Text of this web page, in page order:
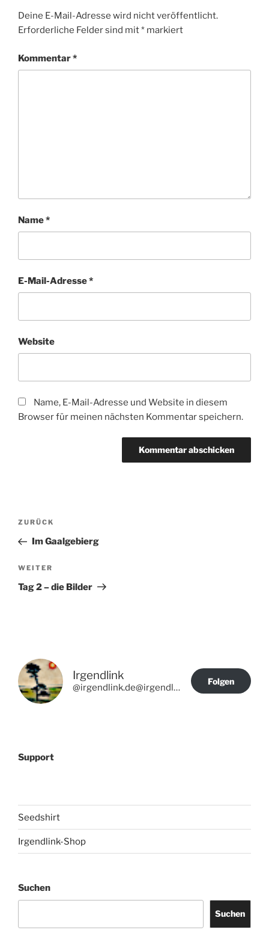
Deine E-Mail-Adresse wird nicht veröffentlicht.
Erforderliche Felder sind mit* markiert
Kommentar*
Name*
E-Mail-Adresse*
Website
Name, E-Mail-Adresse und Website in diesem
Browser für meinen nächsten Kommentar speichern.
Beitragsnavigation
Vorheriger
Beitrag
ZURÜCK
Im Gaalgebierg
Nächster
Beitrag
WEITER
Tag 2 – die Bilder
Irgendlink
@irgendlink.de@irgendlink.de
Folgen
Support
Seedshirt
Irgendlink-Shop
Suchen
Suchen